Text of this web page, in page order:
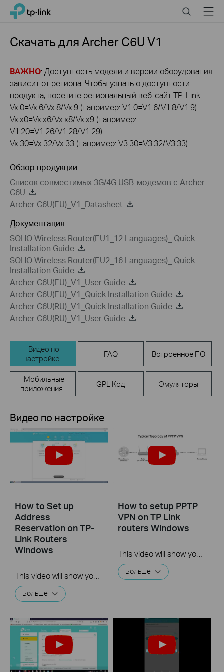
Click
navigation
TP-Link, Reliably Smart SearchMenu
Скачать дляArcher C6UV1
ВАЖНО: Доступность модели и версии оборудования
зависит от региона. Чтобы узнать о доступности
продукта, посетите региональный веб-сайт TP-Link.
Vx.0=Vx.6/Vx.8/Vx.9 (например: V1.0=V1.6/V1.8/V1.9)
Vx.x0=Vx.x6/Vx.x8/Vx.x9 (например:
V1.20=V1.26/V1.28/V1.29)
Vx.30=Vx.32/Vx.33 (например: V3.30=V3.32/V3.33)
Обзор продукции
Список совместимых 3G/4G USB-модемов с Archer
C6U
Archer C6U(EU)_V1_Datasheet
Документация
SOHO Wireless Router(EU1_12 Languages)_ Quick
Installation Guide
SOHO Wireless Router(EU2_16 Languages)_ Quick
Installation Guide
Archer C6U(EU)_V1_User Guide
Archer C6U(EU)_V1_Quick Installation Guide
Archer C6U(RU)_V1_Quick Installation Guide
Archer C6U(RU)_V1_User Guide
Видео по
настройке
FAQ Встроенное ПО
Мобильные
приложения
GPL Код Эмуляторы
Видео по настройке
How to Set up
Address
Reservation on TP-
Link Routers
Windows
Больше
How to setup PPTP
VPN on TP Link
routers Windows
This video will show you how to set up PPTP VPN on a TP-Link Wi-Fi router. For more information, visit www.tp-link.com/support
Больше